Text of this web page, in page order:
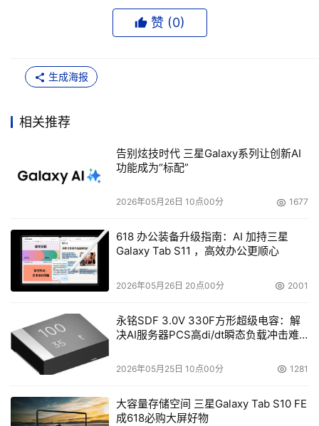
首先是由于前期设备采购不规范，石油行业的数据分散
保护。另外，这样的设计，还使得地震数据不能及时被多台
就会存在第三个问题，我们都了解，地震数据从处理服务器
样就会制约地震数据处理解释的生产周期。而由于上述这些
问题的存在，使得数据的分散存储、管理复杂，不能被集中
存储管理，给数据安全带来危害。
就拿中石油下属单位大庆油田采油二厂为例，据刘彦英
介绍：“中石油目前对外也同样公布了自己的地震处理解释
中心的配置资料。从这些资料中，我们可以看到大庆油田公
司研究院地震处理解释中心面临的数据处理隐患。”
据资料显示，该中心拥有众多品牌基础设备，分别是：
联想深腾1800万亿次集群并行机、戴尔集群并行机和IBM
SP2等多套地震数据处理系统，以及近25套Sun B2000地
震数据解释工作站。这些设备承担着三维叠前深度偏移处
理、地震目标处理和解释任务。各处理服务器及解释工作站
赞 (0)
生成海报
相关推荐
告别炫技时代 三星Galaxy系列让创新AI
功能成为“标配”
2026年05月26日 10点00分 1677
618 办公装备升级指南：AI 加持三星
Galaxy Tab S11 ，高效办公更顺心
2026年05月26日 20点00分 2001
永铭SDF 3.0V 330F方形超级电容：解
决AI服务器PCS高di/dt瞬态负载冲击难
2026年05月25日 10点00分 1281
大容量存储空间 三星Galaxy Tab S10 FE
成618必购大屏好物